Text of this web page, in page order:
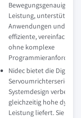
Bewegungsgenauigkeit
Leistung, unterstützen
Anwendungen und
effiziente, vereinfachte
ohne komplexe
Nidec bietet die Digitax
Servoumrichterserie,
Systemdesign
gleichzeitig hohe
Leistung liefert. Sie